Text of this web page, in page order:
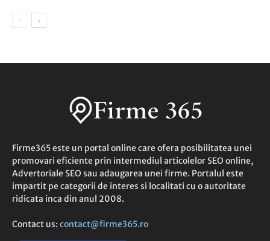
Firme365 este un portal online care ofera posibilitatea unei
promovari eficiente prin intermediul articolelor SEO online,
Advertoriale SEO sau adaugarea unei firme. Portalul este
impartit pe categorii de interes si localitati cu o autoritate
ridicata inca din anul 2008.
Contact us: contact@firme365.ro